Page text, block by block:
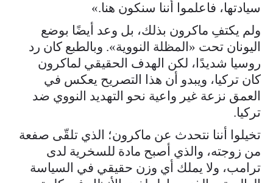
سيادتها، فاعلموا أننا سنكون هنا.»
ولم يكتفِ ماكرون بذلك، بل وعد أيضًا بوضع
اليونان تحت «المظلة النووية». وبالطبع كان رد
روسيا شديدًا، لكن الهدف الحقيقي لماكرون
كان تركيا، ويبدو أن هذا التصريح يعكس في
العمق نزعة غير واعية نحو التهديد النووي ضد
تركيا.
تخيلوا أننا نتحدث عن ماكرون؛ الذي تلقّى صفعة
من زوجته، والذي أصبح مادة للسخرية لدى
ترامب، ولا يملك أي وزن حقيقي في السياسة